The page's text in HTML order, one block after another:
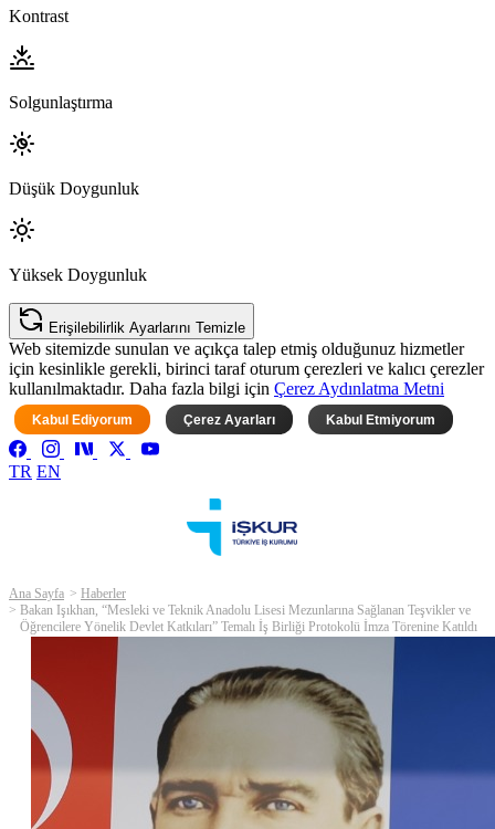
Kontrast
Solgunlaştırma
Düşük Doygunluk
Yüksek Doygunluk
Erişilebilirlik Ayarlarını Temizle
Web sitemizde sunulan ve açıkça talep etmiş olduğunuz hizmetler
için kesinlikle gerekli, birinci taraf oturum çerezleri ve kalıcı çerezler
kullanılmaktadır. Daha fazla bilgi için Çerez Aydınlatma Metni
Kabul Ediyorum Çerez Ayarları Kabul Etmiyorum
TR EN
Ana Sayfa
Haberler
Bakan Işıkhan, “Mesleki ve Teknik Anadolu Lisesi Mezunlarına Sağlanan Teşvikler ve
Öğrencilere Yönelik Devlet Katkıları” Temalı İş Birliği Protokolü İmza Törenine Katıldı